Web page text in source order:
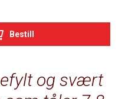
og svært
Bestill